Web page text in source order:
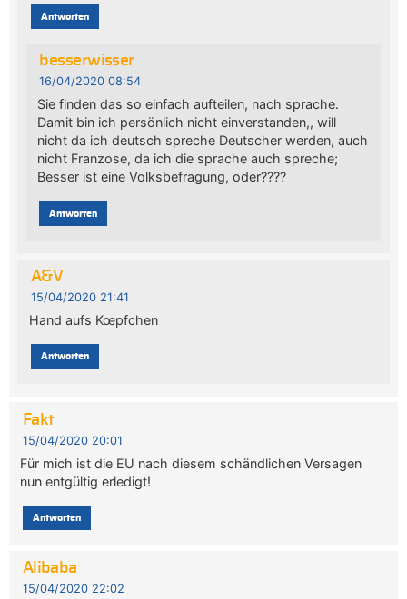
Antworten
besserwisser
16/04/2020 08:54
Sie finden das so einfach aufteilen, nach sprache.
Damit bin ich persönlich nicht einverstanden,, will
nicht da ich deutsch spreche Deutscher werden, auch
nicht Franzose, da ich die sprache auch spreche;
Besser ist eine Volksbefragung, oder????
Antworten
A&V
15/04/2020 21:41
Hand aufs Kœpfchen
Antworten
Fakt
15/04/2020 20:01
Für mich ist die EU nach diesem schändlichen Versagen
nun entgültig erledigt!
Antworten
Alibaba
15/04/2020 22:02